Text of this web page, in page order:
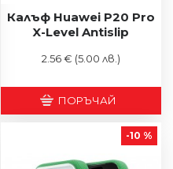
Калъф Huawei P20 Pro
X-Level Antislip
2.56 € (5.00 лв.)
ПОРЪЧАЙ
-10 %